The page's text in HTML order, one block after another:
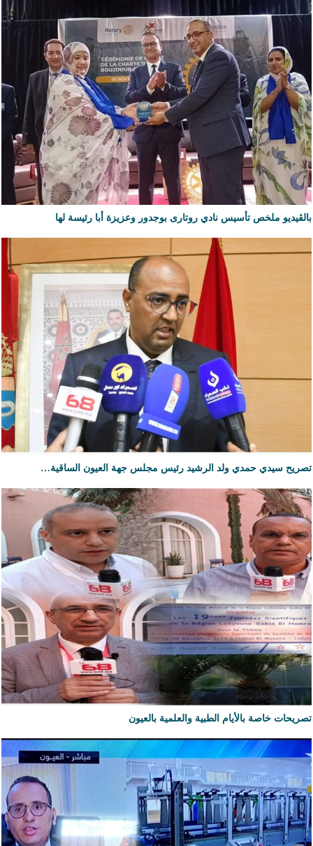
بالڨيديو ملخص تأسيس نادي روتارى بوجدور وعزيزة أبا رئيسة لها
تصريح سيدي حمدي ولد الرشيد رئيس مجلس جهة العيون الساقية…
تصريحات خاصة بالأيام الطبية والعلمية بالعيون